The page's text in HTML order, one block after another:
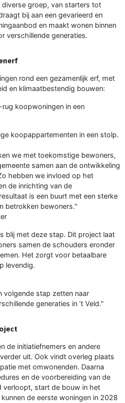
diverse groep, van starters tot
bij aan een gevarieerd en
en maakt wonen binnen
verschillende generaties.
rond een gezamenlijk erf, met
en klimaatbestendig bouwen:
koopwoningen in een
koopappartementen in een stolp.
we met toekomstige bewoners,
samen aan de ontwikkeling
hebben we invloed op het
de inrichting van de
is een buurt met een sterke
betrokken bewoners.''
blij met deze stap. Dit project laat
samen de schouders eronder
Het zorgt voor betaalbare
levendig.
volgende stap zetten naar
generaties in ’t Veld.''
de initiatiefnemers en andere
uit. Ook vindt overleg plaats
met omwonenden. Daarna
en de voorbereiding van de
verloopt, start de bouw in het
de eerste woningen in 2028